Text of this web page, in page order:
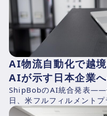
AI物流自動化で越
AIが示す日本企業
ShipBobのAI統合発表——
日、米フルフィルメント
ShipBob（本社：シカゴ